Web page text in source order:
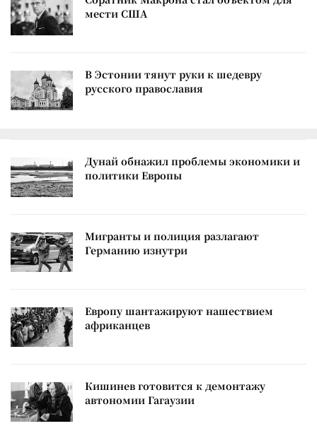
мести США
В Эстонии тянут руки к шедевру
русского православия
Дунай обнажил проблемы экономики и
политики Европы
Мигранты и полиция разлагают
Германию изнутри
Европу шантажируют нашествием
африканцев
Кишинев готовится к демонтажу
автономии Гагаузии